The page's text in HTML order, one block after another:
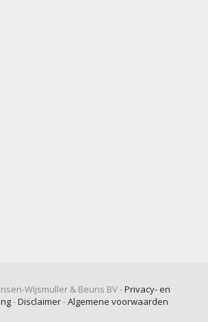
Wijsmuller & Beuns BV -Privacy- en
-Disclaimer-Algemene voorwaarden